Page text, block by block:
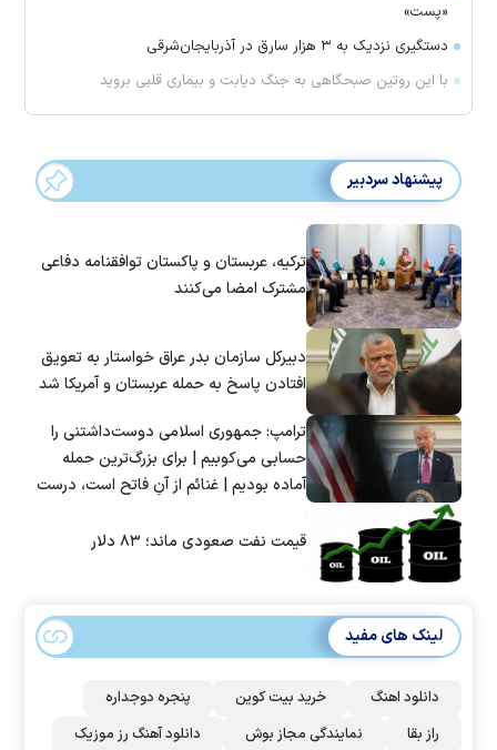
«پست»
دستگیری نزدیک به ۳ هزار سارق در آذربایجان‌شرقی
با این روتین صبحگاهی به جنگ دیابت و بیماری قلبی بروید
پیشنهاد سردبیر
ترکیه، عربستان و پاکستان توافقنامه دفاعی
مشترک امضا می‌کنند
دبیرکل سازمان بدر عراق خواستار به تعویق
افتادن پاسخ به حمله عربستان و آمریکا شد
ترامپ: جمهوری اسلامی دوست‌داشتنی را
حسابی می‌کوبیم | برای بزرگ‌ترین حمله
آماده بودیم | غنائم از آنِ فاتح است، درست
قیمت نفت صعودی ماند؛ ۸۳ دلار
لینک های مفید
دانلود اهنگ خرید بیت کوین
پنجره دوجداره
راز بقا
نمایندگی مجاز بوش دانلود آهنگ رز‌ موزیک